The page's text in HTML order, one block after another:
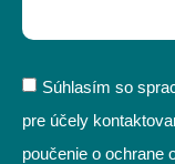
Súhlasím so
pre účely
poučenie o ochrane